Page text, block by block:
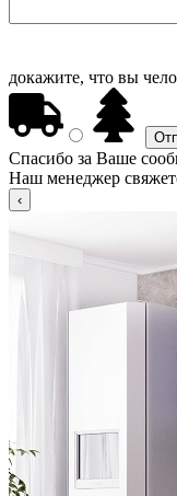
докажите, что вы
Спасибо за Ваше
Наш менеджер